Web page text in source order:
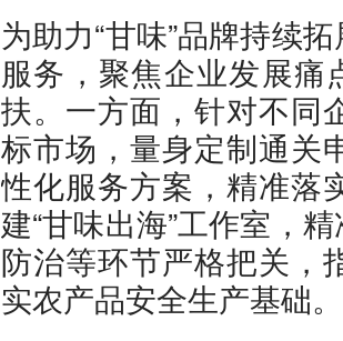
为助力“甘味”品牌持续
服务，聚焦企业发展痛
扶。一方面，针对不同
标市场，量身定制通关
性化服务方案，精准落
建“甘味出海”工作室，
防治等环节严格把关，
实农产品安全生产基础。